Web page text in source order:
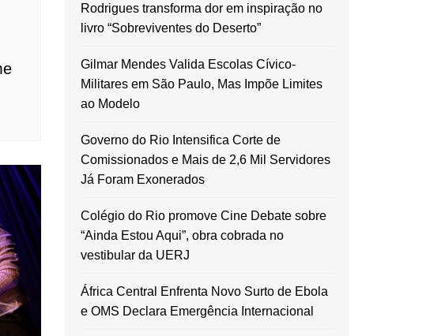
Rodrigues transforma dor em inspiração no
livro “Sobreviventes do Deserto”
Gilmar Mendes Valida Escolas Cívico-
Militares em São Paulo, Mas Impõe Limites
ao Modelo
Governo do Rio Intensifica Corte de
Comissionados e Mais de 2,6 Mil Servidores
Já Foram Exonerados
Colégio do Rio promove Cine Debate sobre
“Ainda Estou Aqui”, obra cobrada no
vestibular da UERJ
África Central Enfrenta Novo Surto de Ebola
e OMS Declara Emergência Internacional